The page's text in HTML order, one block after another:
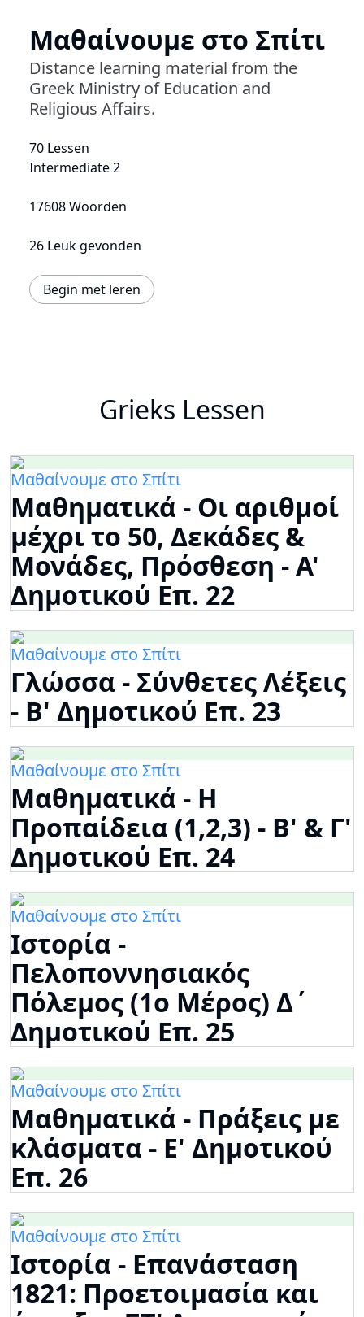
Μαθαίνουμε στο Σπίτι
Distance learning material from the
Greek Ministry of Education and
Religious Affairs.
70 Lessen
Intermediate 2
17608 Woorden
26 Leuk gevonden
Begin met leren
Grieks Lessen
Μαθαίνουμε στο Σπίτι
Μαθηματικά - Οι αριθμοί
μέχρι το 50, Δεκάδες &
Μονάδες, Πρόσθεση - Α'
Δημοτικού Επ. 22
Μαθαίνουμε στο Σπίτι
Γλώσσα - Σύνθετες Λέξεις
- Β' Δημοτικού Επ. 23
Μαθαίνουμε στο Σπίτι
Μαθηματικά - Η
Προπαίδεια (1,2,3) - Β' & Γ'
Δημοτικού Επ. 24
Μαθαίνουμε στο Σπίτι
Ιστορία -
Πελοποννησιακός
Πόλεμος (1ο Μέρος) Δ΄
Δημοτικού Επ. 25
Μαθαίνουμε στο Σπίτι
Μαθηματικά - Πράξεις με
κλάσματα - Ε' Δημοτικού
Επ. 26
Μαθαίνουμε στο Σπίτι
Ιστορία - Επανάσταση
1821: Προετοιμασία και